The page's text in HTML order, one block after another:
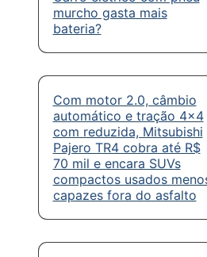
murcho gasta mais
bateria?
Com motor 2.0, câmbio
automático e tração 4×4
com reduzida, Mitsubishi
Pajero TR4 cobra até R$
70 mil e encara SUVs
compactos usados
capazes fora do asfalto